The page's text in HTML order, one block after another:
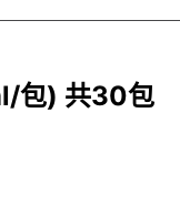
包) 共30包